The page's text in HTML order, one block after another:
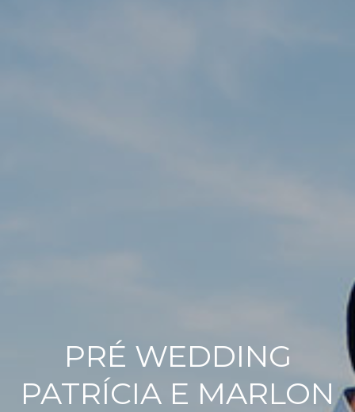
PRÉ WEDDING
PATRÍCIA E MARLON